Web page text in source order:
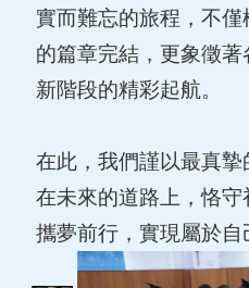
實而難忘的旅程，不
的篇章完結，更象徵
新階段的精彩起航。
在此，我們謹以最真
在未來的道路上，恪守
攜夢前行，實現屬於自